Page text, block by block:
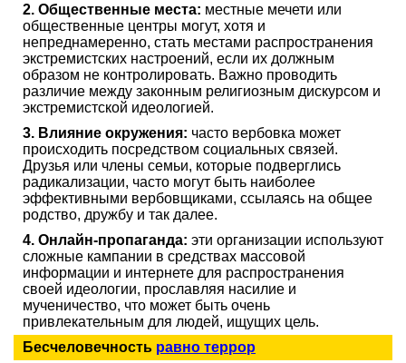
2. Общественные места: местные мечети или
общественные центры могут, хотя и
непреднамеренно, стать местами распространения
экстремистских настроений, если их должным
образом не контролировать. Важно проводить
различие между законным религиозным дискурсом и
экстремистской идеологией.
3. Влияние окружения: часто вербовка может
происходить посредством социальных связей.
Друзья или члены семьи, которые подверглись
радикализации, часто могут быть наиболее
эффективными вербовщиками, ссылаясь на общее
родство, дружбу и так далее.
4. Онлайн-пропаганда: эти организации используют
сложные кампании в средствах массовой
информации и интернете для распространения
своей идеологии, прославляя насилие и
мученичество, что может быть очень
привлекательным для людей, ищущих цель.
Бесчеловечность равно террор